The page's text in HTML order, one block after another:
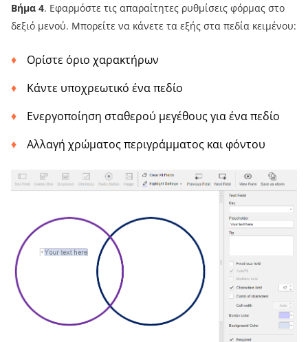
Βήμα 4. Εφαρμόστε τις απαραίτητες ρυθμίσεις φόρμας στο
δεξιό μενού. Μπορείτε να κάνετε τα εξής στα πεδία κειμένου:
Ορίστε όριο χαρακτήρων
Κάντε υποχρεωτικό ένα πεδίο
Ενεργοποίηση σταθερού μεγέθους για ένα πεδίο
Αλλαγή χρώματος περιγράμματος και φόντου